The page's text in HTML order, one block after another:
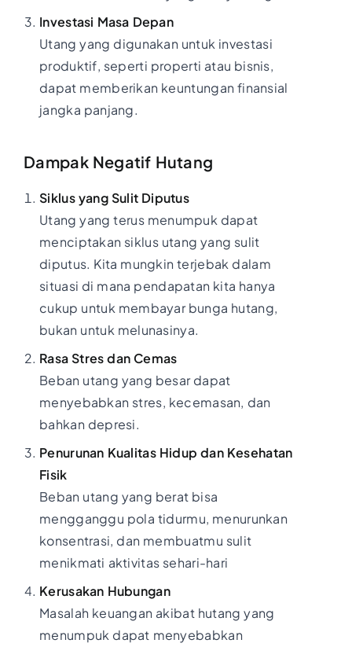
Investasi Masa Depan
Utang yang digunakan untuk investasi
produktif, seperti properti atau bisnis,
dapat memberikan keuntungan finansial
jangka panjang.
Dampak Negatif Hutang
Siklus yang Sulit Diputus
Utang yang terus menumpuk dapat
menciptakan siklus utang yang sulit
diputus. Kita mungkin terjebak dalam
situasi di mana pendapatan kita hanya
cukup untuk membayar bunga hutang,
bukan untuk melunasinya.
Rasa Stres dan Cemas
Beban utang yang besar dapat
menyebabkan stres, kecemasan, dan
bahkan depresi.
Penurunan Kualitas Hidup dan Kesehatan
Fisik
Beban utang yang berat bisa
mengganggu pola tidurmu, menurunkan
konsentrasi, dan membuatmu sulit
menikmati aktivitas sehari-hari
Kerusakan Hubungan
Masalah keuangan akibat hutang yang
menumpuk dapat menyebabkan